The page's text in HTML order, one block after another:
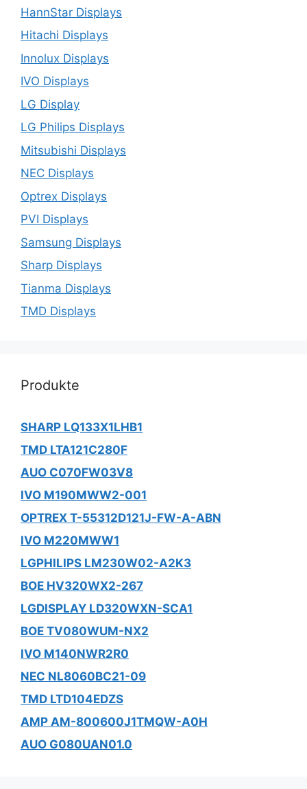
HannStar Displays
Hitachi Displays
Innolux Displays
IVO Displays
LG Display
LG Philips Displays
Mitsubishi Displays
NEC Displays
Optrex Displays
PVI Displays
Samsung Displays
Sharp Displays
Tianma Displays
TMD Displays
Produkte
SHARP LQ133X1LHB1
TMD LTA121C280F
AUO C070FW03V8
IVO M190MWW2-001
OPTREX T-55312D121J-FW-A-ABN
IVO M220MWW1
LGPHILIPS LM230W02-A2K3
BOE HV320WX2-267
LGDISPLAY LD320WXN-SCA1
BOE TV080WUM-NX2
IVO M140NWR2R0
NEC NL8060BC21-09
TMD LTD104EDZS
AMP AM-800600J1TMQW-A0H
AUO G080UAN01.0